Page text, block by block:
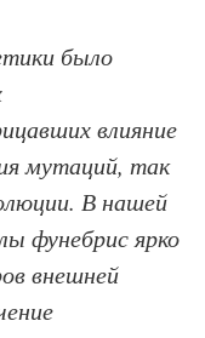
было
влияние
мутаций, так
В нашей
фунебрис ярко
внешней